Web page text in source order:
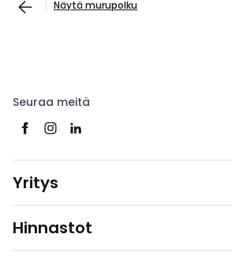
Näytä murupolku
Seuraa meitä
Yritys
Hinnastot